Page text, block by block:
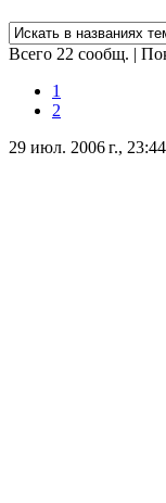
Всего 22 сообщ. |
1
2
29 июл. 2006 г.,